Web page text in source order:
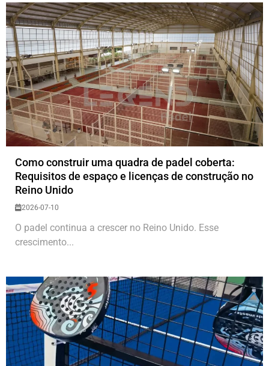
Como construir uma quadra de padel coberta:
Requisitos de espaço e licenças de construção no
Reino Unido
2026-07-10
O padel continua a crescer no Reino Unido. Esse
crescimento...